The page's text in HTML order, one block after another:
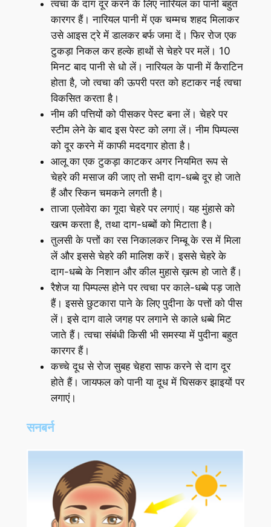
त्वचा के दाग दूर करने के लिए नारियल का पानी बहुत
कारगर हैं। नारियल पानी में एक चम्मच शहद मिलाकर
उसे आइस ट्रे में डालकर बर्फ जमा दें। फिर रोज एक
टुकड़ा निकल कर हल्के हाथों से चेहरे पर मलें। 10
मिनट बाद पानी से धो लें। नारियल के पानी में कैराटिन
होता है, जो त्वचा की ऊपरी परत को हटाकर नई त्वचा
विकसित करता है।
नीम की पत्तियों को पीसकर पेस्ट बना लें। चेहरे पर
स्टीम लेने के बाद इस पेस्ट को लगा लें। नीम पिम्पल्स
को दूर करने में काफी मददगार होता है।
आलू का एक टुकड़ा काटकर अगर नियमित रूप से
चेहरे की मसाज की जाए तो सभी दाग-धब्बे दूर हो जाते
हैं और स्किन चमकने लगती है।
ताजा एलोवेरा का गूदा चेहरे पर लगाएं। यह मुंहासे को
खत्म करता है, तथा दाग-धब्बों को मिटाता है।
तुलसी के पत्तों का रस निकालकर निम्बू के रस में मिला
लें और इससे चेहरे की मालिश करें। इससे चेहरे के
दाग-धब्बे के निशान और कील मुहासे ख़त्म हो जाते हैं।
रैशेज या पिम्पल्स होने पर त्वचा पर काले-धब्बे पड़ जाते
हैं। इससे छुटकारा पाने के लिए पुदीना के पत्तों को पीस
लें। इसे दाग वाले जगह पर लगाने से काले धब्बे मिट
जाते हैं। त्वचा संबंधी किसी भी समस्या में पुदीना बहुत
कारगर हैं।
कच्चे दूध से रोज सुबह चेहरा साफ करने से दाग दूर
होते हैं। जायफल को पानी या दूध में घिसकर झाइयों पर
लगाएं।
सनबर्न